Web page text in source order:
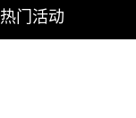
热门活动